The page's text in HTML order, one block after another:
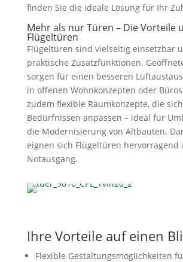
finden Sie die ideale Lösung für Ihr
Mehr als nur Türen – Die Vorteile
Flügeltüren
Flügeltüren sind vielseitig einsetzbar
praktische Zusatzfunktionen.
sorgen für einen besseren
in offenen Wohnkonzepten oder
zudem flexible Raumkonzepte, die
Bedürfnissen anpassen – ideal für
die Modernisierung von Altbauten.
eignen sich Flügeltüren hervorragend
Notausgang.
Ihre Vorteile auf einen
Flexible Gestaltungsmöglichkeiten